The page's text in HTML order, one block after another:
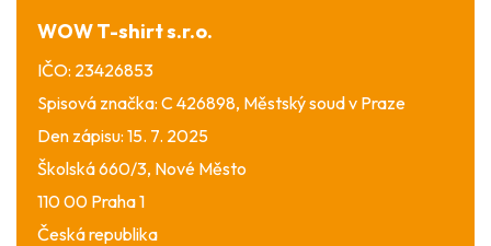
WOW T-shirt s.r.o.
IČO: 23426853
Spisová značka: C 426898, Městský soud v Praze
Den zápisu: 15. 7. 2025
Školská 660/3, Nové Město
110 00 Praha 1
Česká republika